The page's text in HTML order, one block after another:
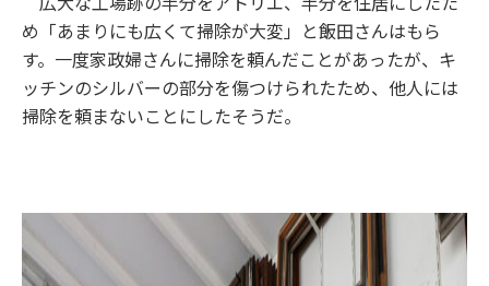
め「あまりにも広くて掃除が大変」と飯田さんはもら
す。一度家政婦さんに掃除を頼んだことがあったが、キ
ッチンのシルバーの部分を傷つけられたため、他人には
掃除を頼まないことにしたそうだ。